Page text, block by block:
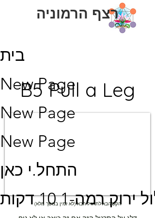
בית
New Page
New Page
New Page
התחל.י כאן
ירוק רמה-1 10 דקות
רצף הרמוניה
B5 Pull a Leg
הקש 'הבא'לתרגיל הבא (לא זמין במסך מלא)